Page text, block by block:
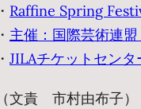
・ Raffine Spring
・ 主催：国際芸術連
・ JILAチケットセンタ
（文責 市村由布子）